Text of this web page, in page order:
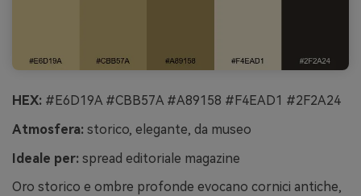
HEX: #E6D19A #CBB57A #A89158 #F4EAD1 #2F2A24
Atmosfera: storico, elegante, da museo
Ideale per: spread editoriale magazine
Oro storico e ombre profonde evocano cornici antiche,